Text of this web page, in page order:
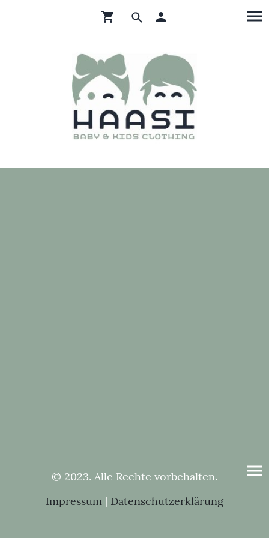
© 2023. Alle Rechte vorbehalten.
Impressum | Datenschutzerklärung